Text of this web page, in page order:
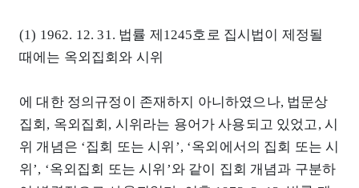
(1) 1962. 12. 31. 법률 제1245호로 집시법이 제정될
때에는 옥외집회와 시위
에 대한 정의규정이 존재하지 아니하였으나, 법문상
집회, 옥외집회, 시위라는 용어가 사용되고 있었고, 시
위 개념은 ‘집회 또는 시위’, ‘옥외에서의 집회 또는 시
위’, ‘옥외집회 또는 시위’와 같이 집회 개념과 구분하